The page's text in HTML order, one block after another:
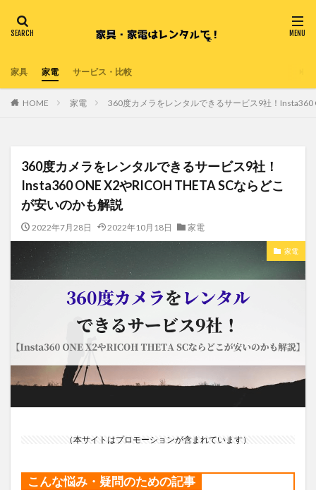
家具 家電 サービス・比較
HOME 家電 360度カメラをレンタルできるサービス9社！Insta360
360度カメラをレンタルできるサービス9社！
Insta360 ONE X2やRICOH THETA SCならどこ
が安いのかも解説
2022年7月28日 2022年10月18日 家電
家電
（本サイトはプロモーションが含まれています）
こんな悩み・疑問のための記事